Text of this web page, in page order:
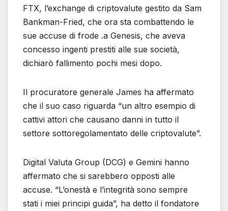
FTX, l’exchange di criptovalute gestito da Sam
Bankman-Fried, che ora sta combattendo le
sue accuse di frode .a Genesis, che aveva
concesso ingenti prestiti alle sue società,
dichiarò fallimento pochi mesi dopo.
Il procuratore generale James ha affermato
che il suo caso riguarda “un altro esempio di
cattivi attori che causano danni in tutto il
settore sottoregolamentato delle criptovalute”.
Digital Valuta Group (DCG) e Gemini hanno
affermato che si sarebbero opposti alle
accuse. “L’onestà e l’integrità sono sempre
stati i miei principi guida”, ha detto il fondatore